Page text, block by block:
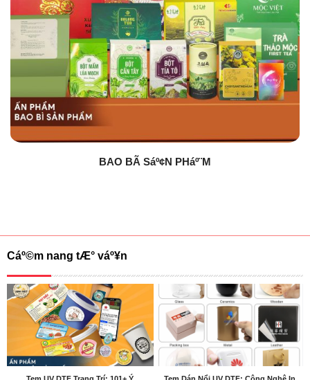
BAO BÃ Sáº¢N PHáº¨M
Cáº©m nang tÆ° váº¥n